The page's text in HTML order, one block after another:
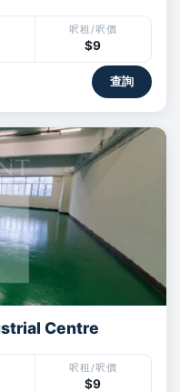
呎租/呎價
$9
查詢
Centre
呎租/呎價
$9